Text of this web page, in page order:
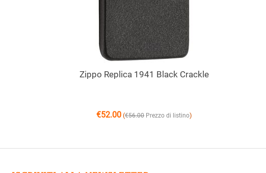
Zippo Replica 1941 Black Crackle
€52.00 (€56.00 Prezzo di listino)